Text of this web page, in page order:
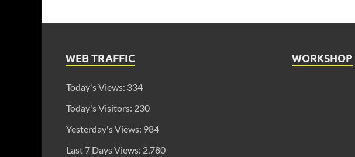
WEB TRAFFIC
Today's Views: 334
Today's Visitors: 230
Yesterday's Views: 984
Last 7 Days Views: 2,780
WORKSHOP